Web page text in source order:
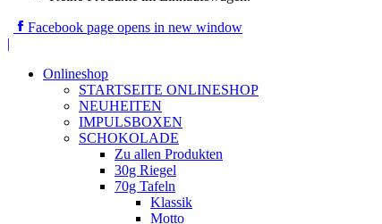
Facebook page opens in new window
|
Onlineshop
STARTSEITE ONLINESHOP
NEUHEITEN
IMPULSBOXEN
SCHOKOLADE
Zu allen Produkten
30g Riegel
70g Tafeln
Klassik
Motto